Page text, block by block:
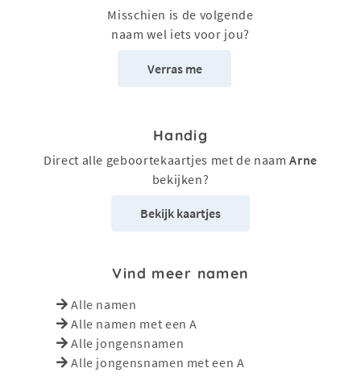
Misschien is de volgende
naam wel iets voor jou?
Verras me
Handig
Direct alle geboortekaartjes met de naamArne
bekijken?
Bekijk kaartjes
Vind meer namen
Alle namen
Alle namen met een A
Alle jongensnamen
Alle jongensnamen met een A